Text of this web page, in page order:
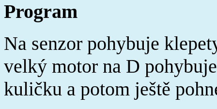
Program
Na senzor pohybuje
velký motor na D
kuličku a potom ještě